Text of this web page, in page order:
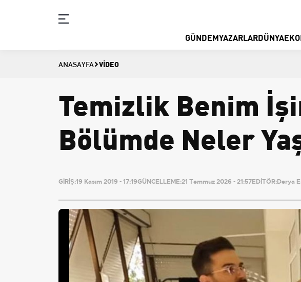
GÜNDEMYAZARLARDÜNYA
ANASAYFA VIDEO
Temizlik Benim
Bölümde Neler
GİRİŞ:19 Kasım 2019 - 17:19GÜNCELLEME:21 Temmuz 2026 - 21:57EDİTÖR:Derya